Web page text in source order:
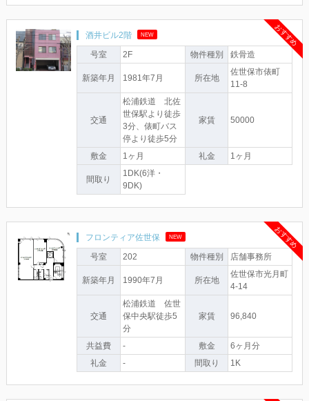
酒井ビル2階 NEW
号室 2F 物件種別 鉄骨造
新築年月 1981年7月 所在地
佐世保市俵町
11-8
交通
松浦鉄道 北佐
世保駅より徒歩
3分、俵町バス
停より徒歩5分
家賃 50000
敷金 1ヶ月 礼金 1ヶ月
間取り
1DK(6洋・
9DK)
おすすめ
フロンティア佐世保 NEW
号室 202 物件種別 店舗事務所
新築年月 1990年7月 所在地
佐世保市光月町
4-14
交通
松浦鉄道 佐世
保中央駅徒歩5
分
家賃 96,840
共益費 - 敷金
6ヶ月分
礼金
- 間取り 1K
おすすめ